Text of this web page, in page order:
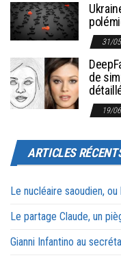
31/
de
19/
ARTICLES
Le nucléaire saoudien,
Le partage Claude, un
Gianni Infantino au